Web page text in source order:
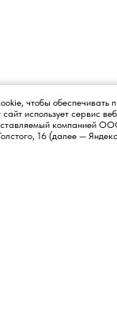
чтобы обеспечивать
использует сервис
компанией
16 (далее —